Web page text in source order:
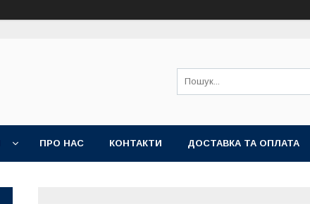
ПРО НАС КОНТАКТИ ДОСТАВКА ТА ОПЛАТА